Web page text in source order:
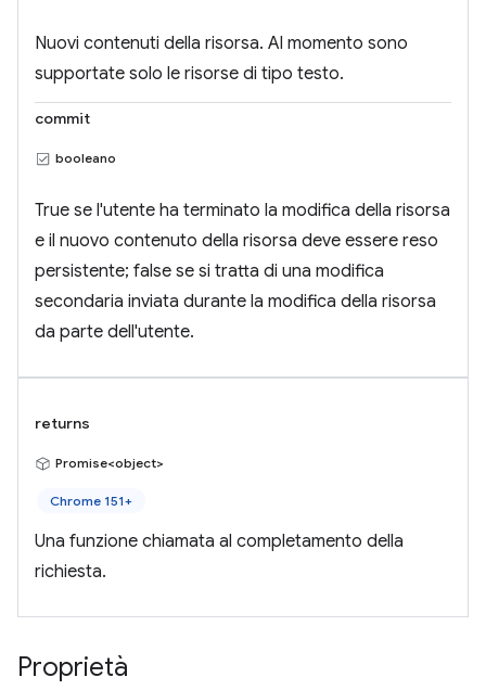
Nuovi contenuti della risorsa. Al momento sono
supportate solo le risorse di tipo testo.
commit
booleano
True se l'utente ha terminato la modifica della risorsa
e il nuovo contenuto della risorsa deve essere reso
persistente; false se si tratta di una modifica
secondaria inviata durante la modifica della risorsa
da parte dell'utente.
returns
Promise<object>
Chrome 151+
Una funzione chiamata al completamento della
richiesta.
Proprietà